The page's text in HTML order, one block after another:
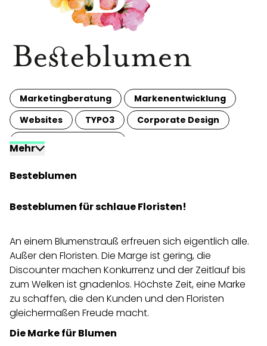
Marketingberatung
Marken­entwicklung
Websites
TYPO3
Corporate Design
Print & Publikationen
Mehr
Besteblumen
Besteblumen für schlaue Floristen!
An einem Blumenstrauß erfreuen sich eigentlich alle.
Außer den Floristen. Die Marge ist gering, die
Discounter machen Konkurrenz und der Zeitlauf bis
zum Welken ist gnadenlos. Höchste Zeit, eine Marke
zu schaffen, die den Kunden und den Floristen
gleichermaßen Freude macht.
Die Marke für Blumen